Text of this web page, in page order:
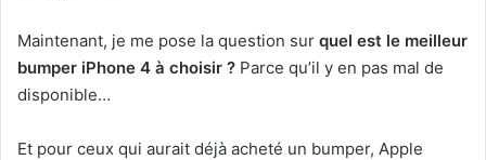
Maintenant, je me pose la question sur quel est le meilleur
bumper iPhone 4 à choisir ? Parce qu’il y en pas mal de
disponible…
Et pour ceux qui aurait déjà acheté un bumper, Apple